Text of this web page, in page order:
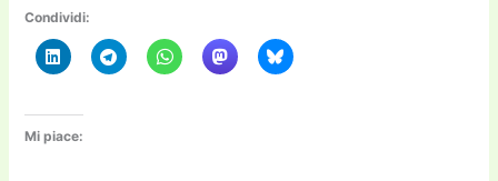
Condividi:
Mi piace: